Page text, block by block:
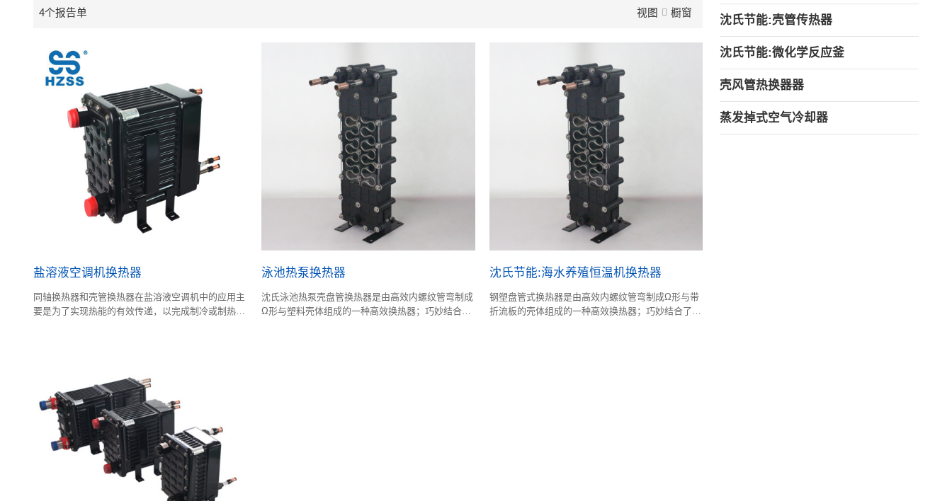
4个报告单 视图 橱窗
盐溶液空调机换热器
同轴换热器和壳管换热器在盐溶液空调机中的应用主
要是为了实现热能的有效传递，以完成制冷或制热循
泳池热泵换热器
沈氏泳池热泵壳盘管换热器是由高效内螺纹管弯制成
Ω形与塑料壳体组成的一种高效换热器；巧妙结合了
沈氏节能:海水养殖恒温机换热器
钢塑盘管式换热器是由高效内螺纹管弯制成Ω形与带
折流板的壳体组成的一种高效换热器；巧妙结合了壳
沈氏节能:壳管传热器
沈氏节能:微化学反应釜
壳风管热换器器
蒸发掉式空气冷却器